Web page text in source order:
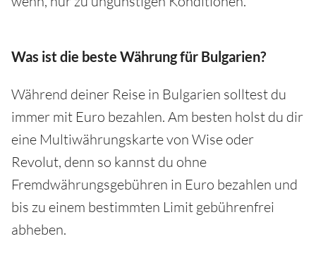
Was ist die beste Währung für Bulgarien?
Während deiner Reise in Bulgarien solltest du
immer mit Euro bezahlen. Am besten holst du dir
eine Multiwährungskarte von Wise oder
Revolut, denn so kannst du ohne
Fremdwährungsgebühren in Euro bezahlen und
bis zu einem bestimmten Limit gebührenfrei
abheben.